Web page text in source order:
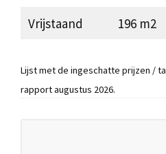
Vrijstaand 196 m2
Lijst met de ingeschatte prijzen /
rapport augustus 2026.